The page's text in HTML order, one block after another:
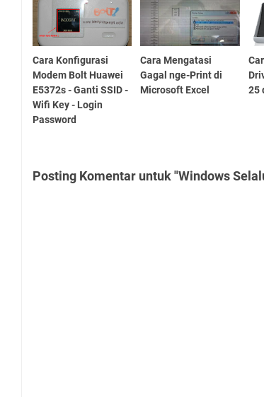
Cara Konfigurasi
Modem Bolt Huawei
E5372s - Ganti SSID -
Wifi Key - Login
Password
Cara Mengatasi
Gagal nge-Print di
Microsoft Excel
25
Posting Komentar untuk "Windows